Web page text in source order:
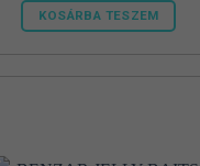
KOSÁRBA TESZEM